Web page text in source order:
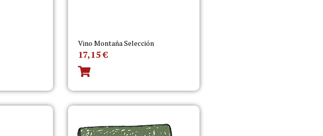
Vino Montaña Selección
17,15€